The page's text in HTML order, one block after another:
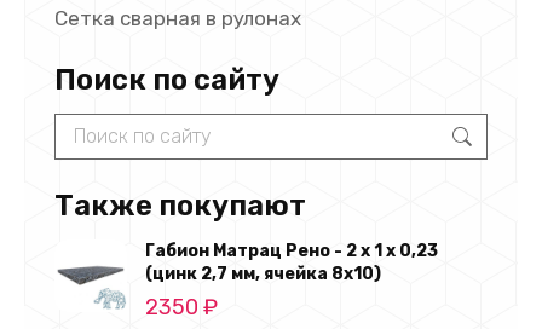
Сетка сварная в рулонах
Поиск по сайту
Search:
Также покупают
Габион Матрац Рено - 2 х 1 х 0,23
(цинк 2,7 мм, ячейка 8х10)
2350 ₽